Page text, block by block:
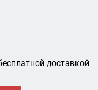
доставкой